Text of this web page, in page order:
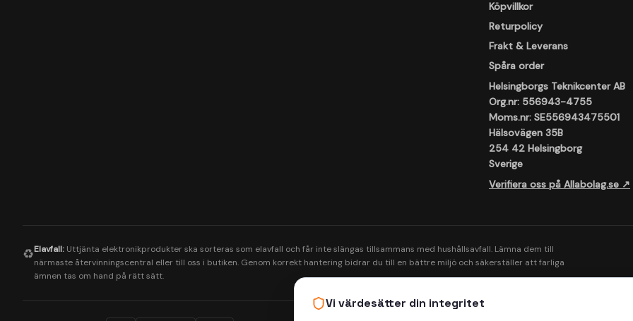
Vi värdesätter din integritet
Köpvillkor
Returpolicy
Frakt & Leverans
Spåra order
Helsingborgs Teknikcenter AB
Org.nr: 556943-4755
Moms.nr: SE556943475501
Hälsovägen 35B
254 42 Helsingborg
Sverige
Verifiera oss på Allabolag.se ↗
♻️Elavfall: Uttjänta elektronikprodukter ska sorteras som elavfall och får inte slängas tillsammans med hushållsavfall. Lämna dem till
närmaste återvinningscentral eller till oss i butiken. Genom korrekt hantering bidrar du till en bättre miljö och säkerställer att farliga
ämnen tas om hand på rätt sätt.